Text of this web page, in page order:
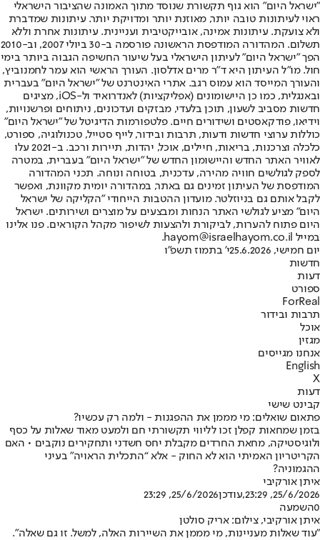
"ישראל היום" הוא גוף תקשורת שנוסד מתוך האמונה שהציבור הישראלי
ראוי לעיתונות טובה יותר, מאוזנת יותר ומדויקת יותר. עיתונות שמדברת
ולא צועקת. עיתונות אמינה, אובייקטיבית ועניינית. עיתונות אחרת וללא
תשלום. המהדורה המודפסת הראשונה פורסמה ב-30 ביולי 2007, וב-2010
הפך "ישראל היום" לעיתון הישראלי בעל שיעור החשיפה הגבוה ביותר בימי
חול. מו"ל העיתון היא ד"ר מרים אדלסון. העורך הראשי הוא עמר לחמנוביץ,
והעורך המייסד הוא עמוס רגב. אתרי האינטרנט של "ישראל היום" בעברית
ובאנגלית, כמו כן היישומונים (אפליקציות) לאנדרואיד ול-iOS, מציגים
חדשות מסביב לשעון, תוכן בלעדי, מבזקים ועדכונים, ניתוחים ופרשנויות,
וידיאו, פודקאסטים ושידורים חיים. פלטפורמות הדיגיטל של "ישראל היום"
כוללות ערוצי חדשות ודעות, תרבות ובידור, לייף סטייל, טכנולוגיה, ספורט,
כלכלה וצרכנות, בריאות, חיילים, אוכל, יהדות, תיירות ורכב. ב-2021 עלו
לאוויר האתר החדש והיישומון החדש של "ישראל היום" בעברית, במטרה
לספק לגולשים חוויה מהירה, עדכנית, בטוחה ונוחה. תכני המהדורה
המודפסת של העיתון זמינים גם באתר, במהדורה יומית מקוונת, ואפשר
לקבל אותם גם בניוזלטר. מועדון ההטבות הייחודי "הקליקה של ישראל
היום" מציע לגולשי האתר הנחות ומבצעים על מוצרים ושירותים. ישראל
היום פתוח להערות, לביקורת ולהצעות לשיפור מקהל הקוראים. פנו אלינו
במייל hayom@israelhayom.co.il.
יום חמישי, 25.6.2026
י' בתמוז תשפ"ו
חדשות
דעות
ספורט
ForReal
תרבות ובידור
אוכל
מגזין
אנחנו מגייסים
English
X
דעות
קבינט שישי
פתאום שואלים: מי מממן את ההפגנות - ולמה רק עכשיו?
בזמן שמחאות קפלן זכו לליווי תקשורתי חם ולמעט מאוד שאלות על כסף
ולוגיסטיקה, מחאת החרדים מקבלת יחס חשדני ותחקירים נוקבים • האם
הקריטריון האמיתי הוא לא החוק - אלא “התכלית הראויה” בעיני
ההגמוניה?
איתן אורקיבי
25/6/2026, 23:29
,עודכן25/6/2026, 23:29
0השמעה
איתן אורקיבי, צילום: אריק סולטן
"עוד שאלות מעניינות, מי מממן את השיירות האלה, למשל. זו גם שאלה".